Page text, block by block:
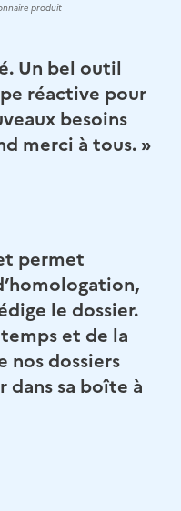
produit
Un bel outil
réactive pour
besoins
merci à tous. »
permet
le dossier.
et de la
nos dossiers
dans sa boîte à